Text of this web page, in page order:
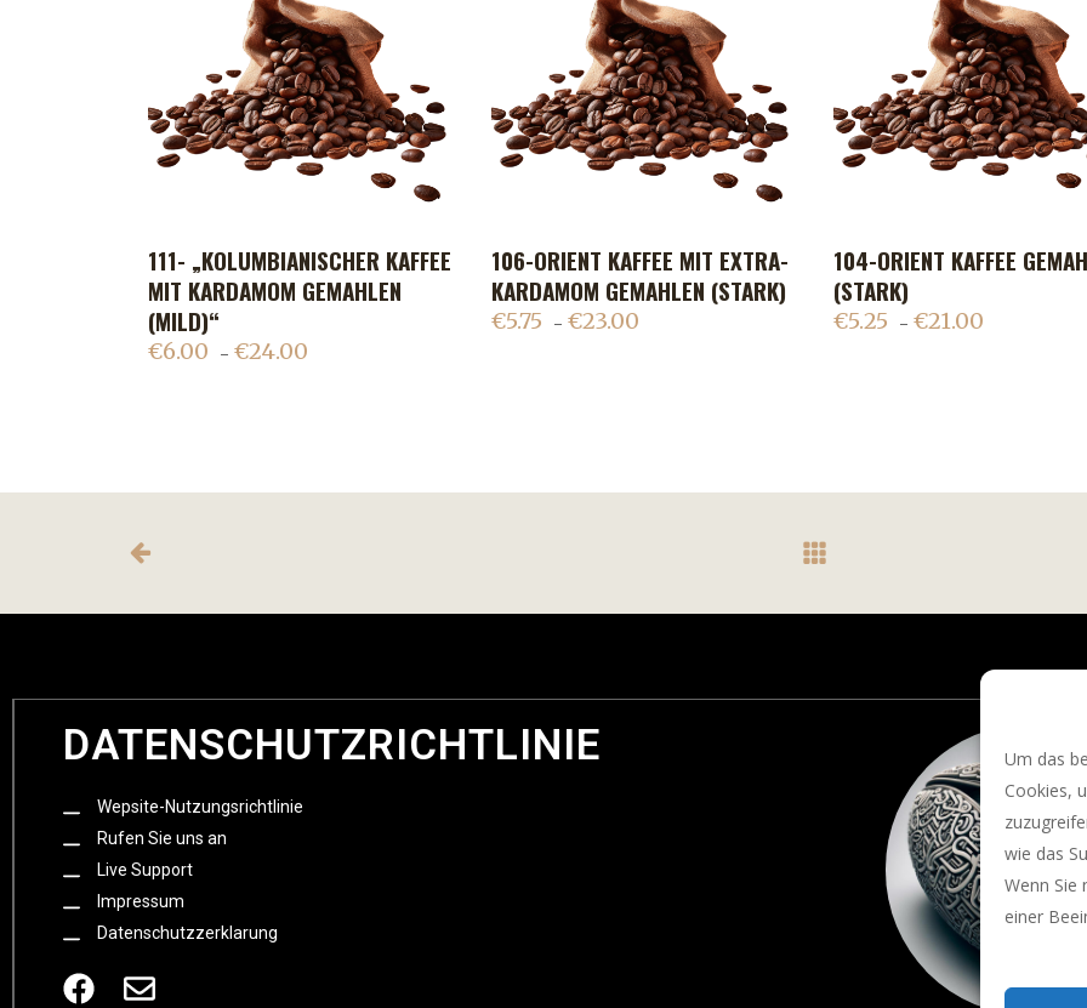
Um das
Cookies,
wie das
Wenn Sie
einer
ADD TO CART
111- „KOLUMBIANISCHER KAFFEE
MIT KARDAMOM GEMAHLEN
(MILD)“
€6.00 – €24.00
ADD TO CART
106-ORIENT KAFFEE MIT EXTRA-
KARDAMOM GEMAHLEN (STARK)
€5.75 – €23.00
ADD TO CART
104-ORIENT KAFFEE
(STARK)
€5.25 – €21.00
DATENSCHUTZRICHTLINIE
Wepsite-Nutzungsrichtlinie
Rufen Sie uns an
Live Support
Impressum
Datenschutzzerklarung